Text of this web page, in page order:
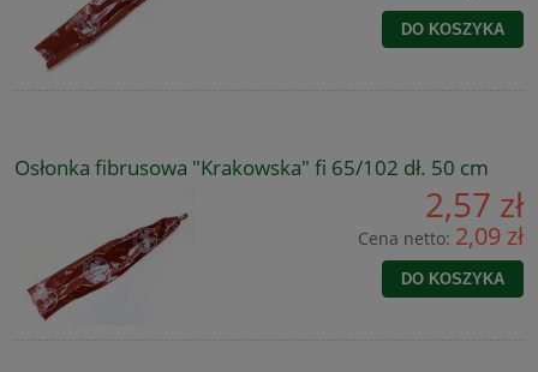
DO KOSZYKA
Osłonka fibrusowa "Krakowska" fi 65/102 dł. 50 cm
2,57 zł
Cena netto: 2,09 zł
DO KOSZYKA